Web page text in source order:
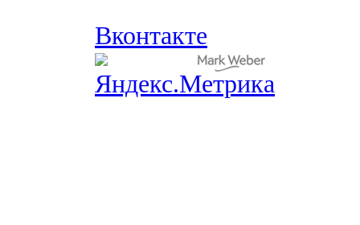
Вконтакте